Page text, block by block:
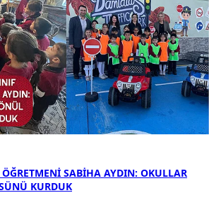
SABİHA AYDIN: OKULLAR
KURDUK